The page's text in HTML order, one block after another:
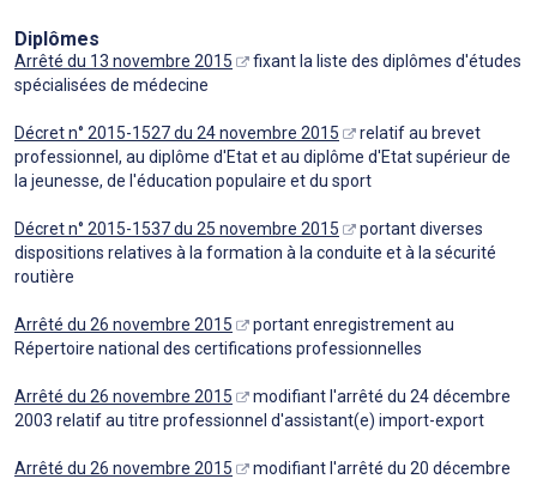
Diplômes
Arrêté du 13 novembre 2015
fixant la liste des diplômes d'études
spécialisées de médecine
Décret n° 2015-1527 du 24 novembre 2015
relatif au brevet
professionnel, au diplôme d'Etat et au diplôme d'Etat supérieur de
la jeunesse, de l'éducation populaire et du sport
Décret n° 2015-1537 du 25 novembre 2015
portant diverses
dispositions relatives à la formation à la conduite et à la sécurité
routière
Arrêté du 26 novembre 2015
portant enregistrement au
Répertoire national des certifications professionnelles
Arrêté du 26 novembre 2015
modifiant l'arrêté du 24 décembre
2003 relatif au titre professionnel d'assistant(e) import-export
Arrêté du 26 novembre 2015
modifiant l'arrêté du 20 décembre